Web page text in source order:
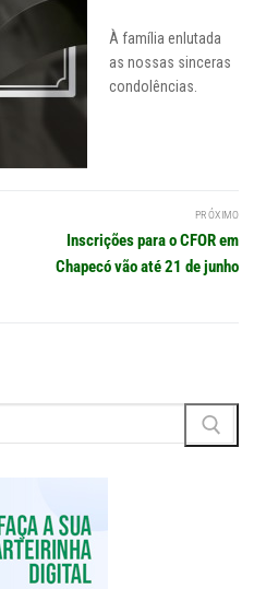
À família enlutada
as nossas sinceras
condolências.
PRÓXIMO
Próximo
post:
Inscrições para o CFOR em
Chapecó vão até 21 de junho